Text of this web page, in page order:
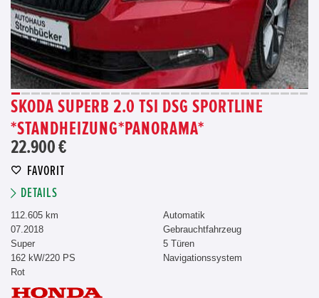
SKODA SUPERB 2.0 TSI DSG SPORTLINE
*STANDHEIZUNG*PANORAMA*
22.900 €
FAVORIT
DETAILS
112.605 km
07.2018
Super
162 kW/220 PS
Rot
Automatik
Gebrauchtfahrzeug
5 Türen
Navigationssystem